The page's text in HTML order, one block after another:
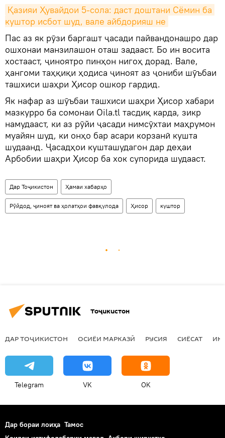
Қазияи Ҳувайдои 5-сола: даст доштани Сёмин ба
куштор исбот шуд, вале айбдорияш не
Пас аз як рӯзи баргашт ҷасади пайвандонашро дар
ошхонаи манзилашон оташ задааст. Бо ин восита
хостааст, ҷиноятро пинҳон нигоҳ дорад. Вале,
ҳангоми таҳқиқи ҳодиса ҷиноят аз ҷониби шӯъбаи
ташхиси шаҳри Ҳисор ошкор гардид.
Як нафар аз шӯъбаи ташхиси шаҳри Ҳисор хабари
мазкурро ба сомонаи Oila.tl тасдиқ карда, зикр
намудааст, ки аз рӯйи ҷасади нимсӯхтаи маҳрумон
муайян шуд, ки онҳо бар асари корзанӣ кушта
шудаанд. Ҷасадҳои кушташудагон дар деҳаи
Арбобии шаҳри Ҳисор ба хок супорида шудааст.
Дар Тоҷикистон Ҳамаи хабарҳо
Рӯйдод, ҷиноят ва ҳолатҳои фавқулода Ҳисор куштор
Тоҷикистон
ДАР ТОҶИКИСТОН ОСИЁИ МАРКАЗӢ РУСИЯ СИЁСАТ
Telegram VK OK
Дар бораи лоиҳа Тамос